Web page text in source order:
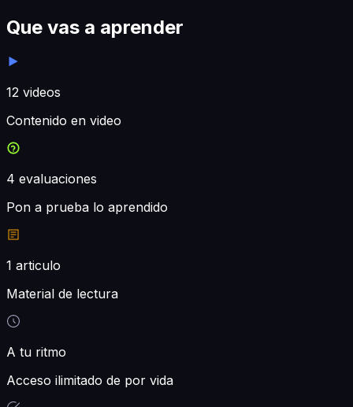
Que vas a aprender
12 videos
Contenido en video
4 evaluaciones
Pon a prueba lo aprendido
1 articulo
Material de lectura
A tu ritmo
Acceso ilimitado de por vida